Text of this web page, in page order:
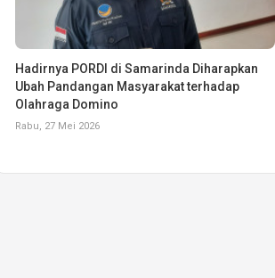
Hadirnya PORDI di Samarinda Diharapkan
Ubah Pandangan Masyarakat terhadap
Olahraga Domino
Rabu, 27 Mei 2026